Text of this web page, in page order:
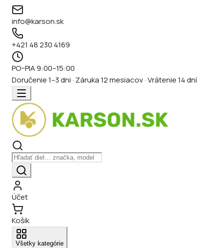
info@karson.sk
+421 48 230 4169
PO–PIA 9:00–15:00
Doručenie 1–3 dni · Záruka 12 mesiacov · Vrátenie 14 dní
Účet
Košík
Všetky kategórie